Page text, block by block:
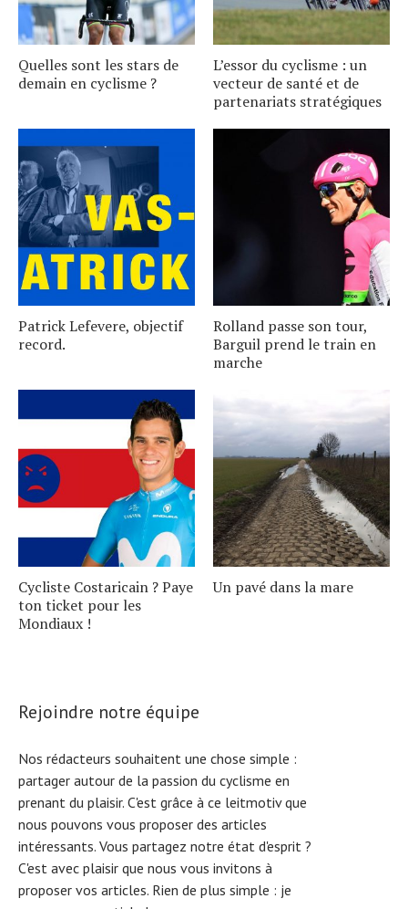
Quelles sont les stars de
demain en cyclisme ?
L’essor du cyclisme : un
vecteur de santé et de
partenariats stratégiques
Patrick Lefevere, objectif
record.
Rolland passe son tour,
Barguil prend le train en
marche
Cycliste Costaricain ? Paye
ton ticket pour les
Mondiaux !
Un pavé dans la mare
Rejoindre notre équipe
Nos rédacteurs souhaitent une chose simple :
partager autour de la passion du cyclisme en
prenant du plaisir. C'est grâce à ce leitmotiv que
nous pouvons vous proposer des articles
intéressants. Vous partagez notre état d'esprit ?
C'est avec plaisir que nous vous invitons à
proposer vos articles. Rien de plus simple : je